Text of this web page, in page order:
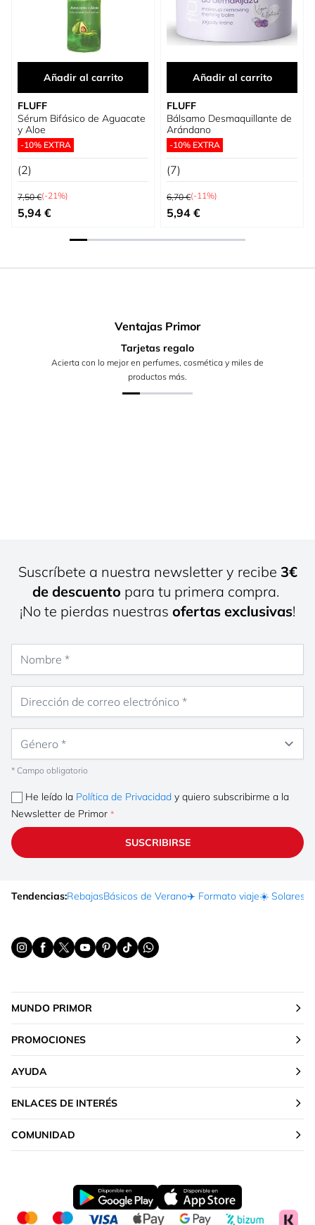
Añadir al carrito
FLUFF
Sérum Bifásico de Aguacate
y Aloe
-10% EXTRA
(2)
Precio habitual
7,50 €(-21%)
Precio especial
5,94 €
Añadir al carrito
FLUFF
Bálsamo Desmaquillante de
Arándano
-10% EXTRA
(7)
Precio habitual
6,70 €(-11%)
Precio especial
5,94 €
Ventajas Primor
Tarjetas regalo
Acierta con lo mejor en perfumes, cosmética y miles de
productos más.
Suscríbete a nuestra newsletter y recibe 3€
de descuento para tu primera compra.
¡No te pierdas nuestras ofertas exclusivas!
* Campo obligatorio
He leído la Política de Privacidad y quiero subscribirme a la
Newsletter de Primor
SUSCRIBIRSE
Tendencias:RebajasBásicos de Verano✈️ Formato viaje☀️ Solares
MUNDO PRIMOR
PROMOCIONES
AYUDA
ENLACES DE INTERÉS
COMUNIDAD